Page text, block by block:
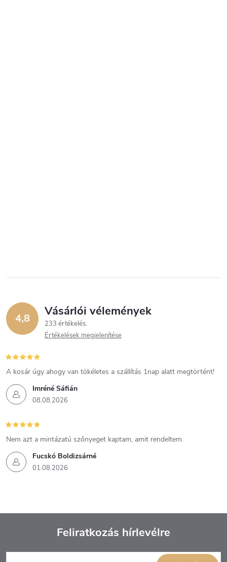
4,8 Vásárlói vélemények
233 értékelés
Értékelések megjelenítése
Imréné Sáfián
08.08.2026
A kosár úgy ahogy van tökéletes a szállítás 1nap alatt megtörtént!
Fucskó Boldizsárné
01.08.2026
Nem azt a mintázatú szőnyeget kaptam, amit rendeltem.
L
Feliratkozás hírlevélre